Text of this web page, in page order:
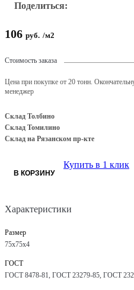
Поделиться:
106 руб. /м2
Стоимость заказа
Цена при покупке от 20 тонн.
менеджер
Склад Толбино
Склад Томилино
Склад на Рязанском пр-кте
В КОРЗИНУ
Купить в 1 клик
Характеристики
Размер
75x75x4
ГОСТ
ГОСТ 8478-81, ГОСТ 23279-85, ГОСТ